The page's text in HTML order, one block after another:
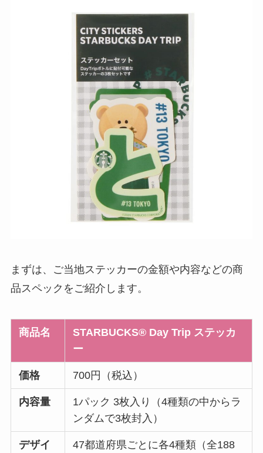
まずは、ご当地ステッカーの金額や内容などの商
品スペックをご紹介します。
商品名
STARBUCKS® Day Trip ステッカ
ー
価格 700円（税込）
内容量
1パック 3枚入り（4種類の中からラ
ンダムで3枚封入）
デザイ
47都道府県ごとに各4種類（全188